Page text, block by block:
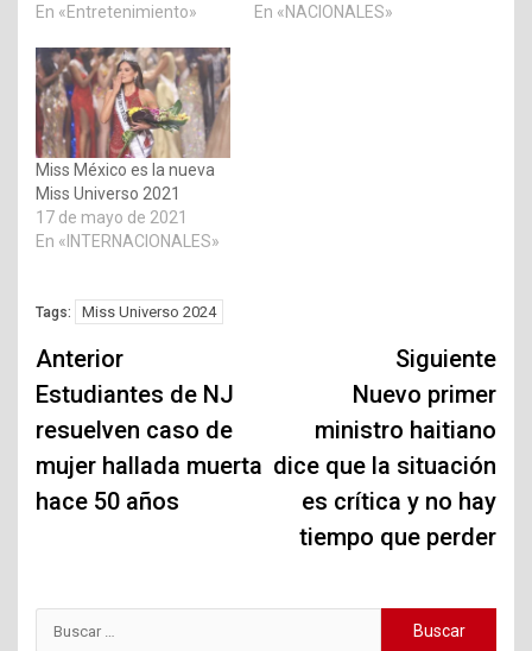
En «Entretenimiento»
En «NACIONALES»
Miss México es la nueva
Miss Universo 2021
17 de mayo de 2021
En «INTERNACIONALES»
Tags: Miss Universo 2024
Navegación
de
entradas
Anterior
Estudiantes de NJ
resuelven caso de
mujer hallada muerta
hace 50 años
Siguiente
Nuevo primer
ministro haitiano
dice que la situación
es crítica y no hay
tiempo que perder
Buscar: